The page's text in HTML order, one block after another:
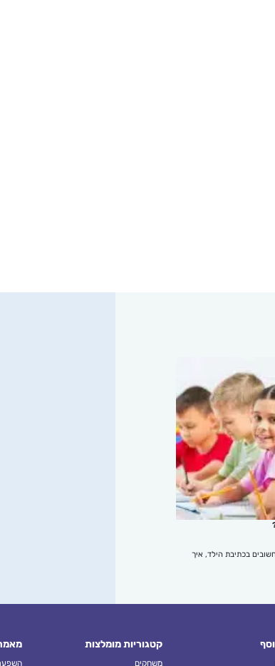
בכתיבת הילד, איך
קטגוריות מומלצות
משחקים